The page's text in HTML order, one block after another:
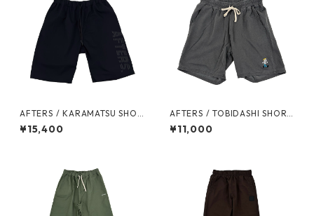
AFTERS / KARAMATSU SHOR
TS
¥15,400
AFTERS / TOBIDASHI SHORT
S
¥11,000